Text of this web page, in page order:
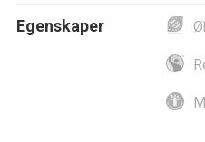
Egenskaper